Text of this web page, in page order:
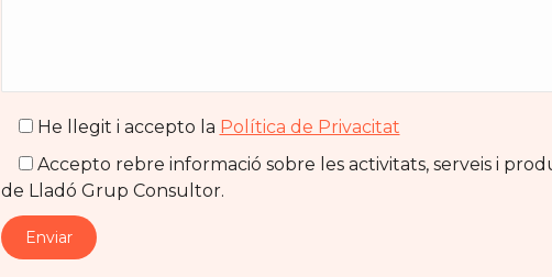
He llegit i accepto la Política de Privacitat
Accepto rebre informació sobre les activitats, serveis i
de Lladó Grup Consultor.